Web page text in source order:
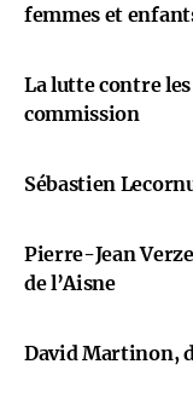
femmes et
La lutte contre
commission
Sébastien
Pierre-Jean
de l’Aisne
David Martinon,